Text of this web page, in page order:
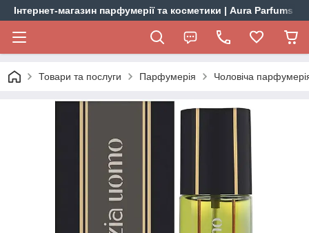
Інтернет-магазин парфумерії та косметики | Aura Parfums
Товари та послуги Парфумерія Чоловіча